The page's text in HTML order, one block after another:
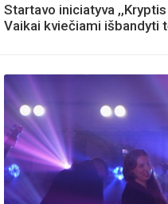
Startavo iniciatyva
Vaikai kviečiami išbandyti